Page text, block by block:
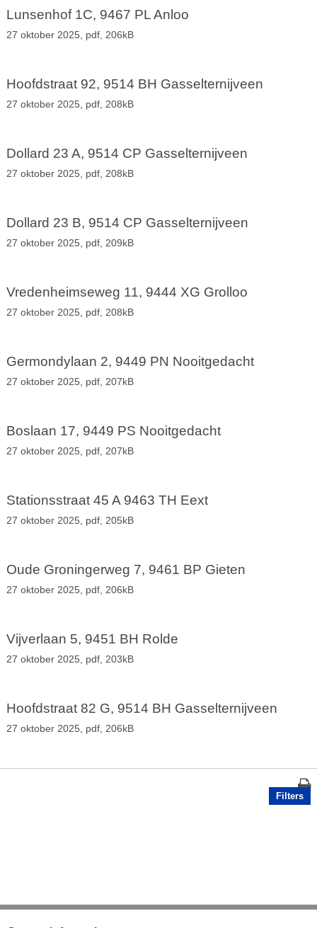
Lunsenhof 1C, 9467 PL Anloo
27 oktober 2025, pdf, 206kB
Hoofdstraat 92, 9514 BH Gasselternijveen
27 oktober 2025, pdf, 208kB
Dollard 23 A, 9514 CP Gasselternijveen
27 oktober 2025, pdf, 208kB
Dollard 23 B, 9514 CP Gasselternijveen
27 oktober 2025, pdf, 209kB
Vredenheimseweg 11, 9444 XG Grolloo
27 oktober 2025, pdf, 208kB
Germondylaan 2, 9449 PN Nooitgedacht
27 oktober 2025, pdf, 207kB
Boslaan 17, 9449 PS Nooitgedacht
27 oktober 2025, pdf, 207kB
Stationsstraat 45 A 9463 TH Eext
27 oktober 2025, pdf, 205kB
Oude Groningerweg 7, 9461 BP Gieten
27 oktober 2025, pdf, 206kB
Vijverlaan 5, 9451 BH Rolde
27 oktober 2025, pdf, 203kB
Hoofdstraat 82 G, 9514 BH Gasselternijveen
27 oktober 2025, pdf, 206kB
Filters